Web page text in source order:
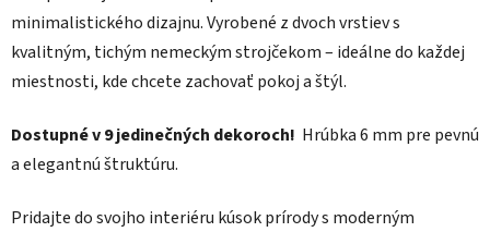
minimalistického dizajnu. Vyrobené z dvoch vrstiev s
kvalitným, tichým nemeckým strojčekom – ideálne do každej
miestnosti, kde chcete zachovať pokoj a štýl.
Dostupné v 9 jedinečných dekoroch! Hrúbka 6 mm pre pevnú
a elegantnú štruktúru.
Pridajte do svojho interiéru kúsok prírody s moderným